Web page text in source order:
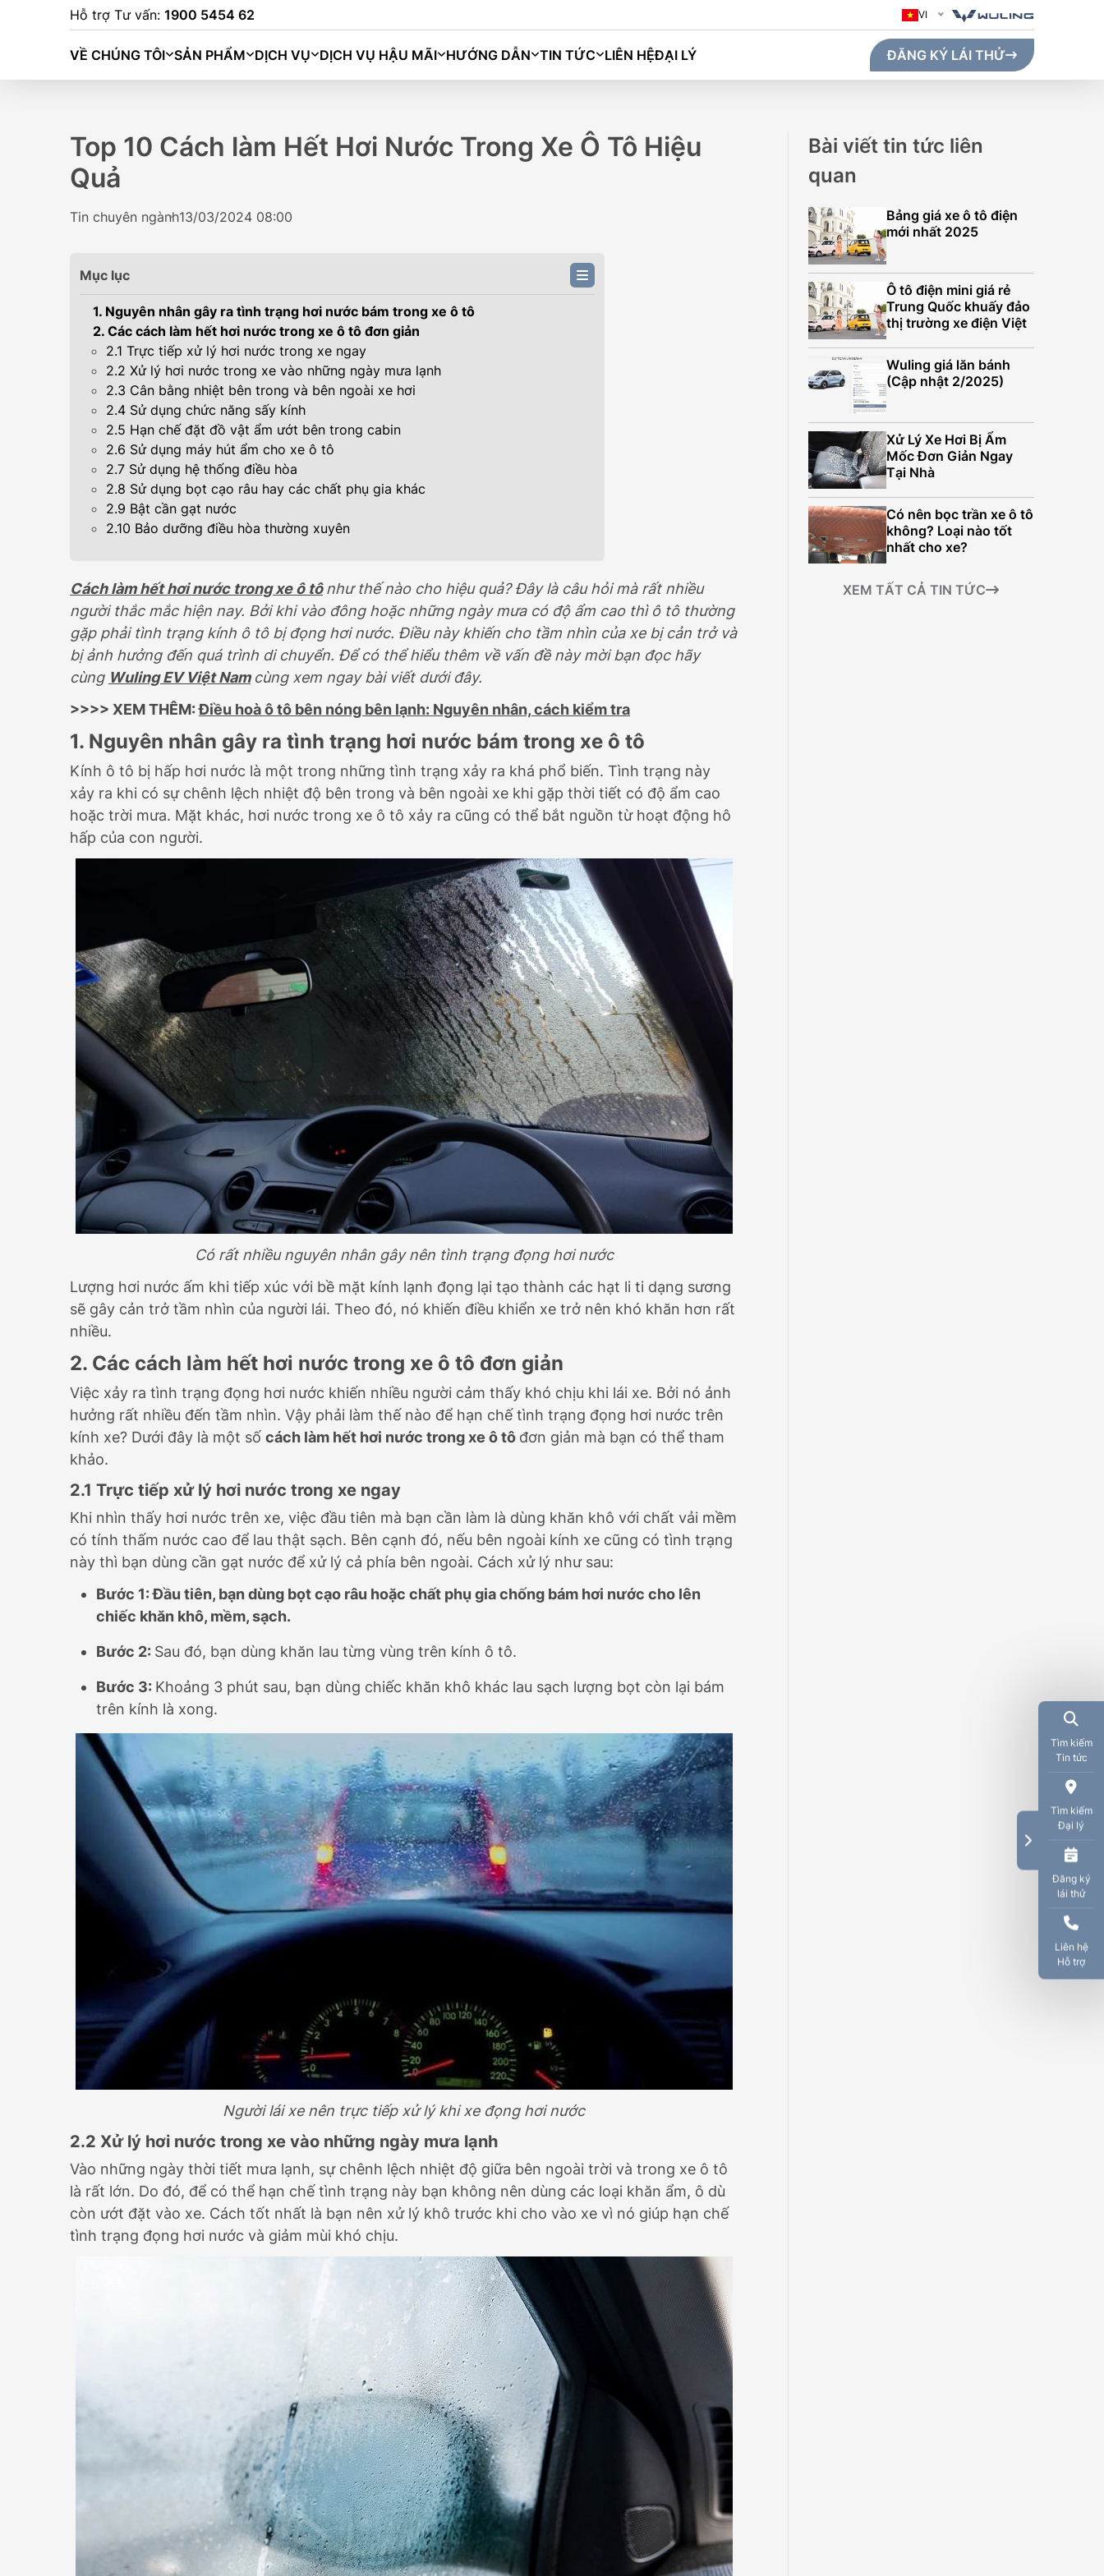
Hỗ trợ Tư vấn: 1900 5454 62 VI
VỀ CHÚNG TÔI SẢN PHẨM DỊCH VỤ DỊCH VỤ HẬU MÃI HƯỚNG DẪN TIN TỨC LIÊN HỆĐẠI LÝ ĐĂNG KÝ LÁI THỬ
Grango Darion
BINGO (333KM)
399.000.000Đ
BINGO MAX (410KM)
499.000.000Đ
Tìm kiếm
Tin tức
Tìm kiếm
Đại lý
Đăng ký
lái thử
Liên hệ
Hỗ trợ
Top 10 Cách làm Hết Hơi Nước Trong Xe Ô Tô Hiệu
Quả
Tin chuyên ngành13/03/2024 08:00
Mục lục
1. Nguyên nhân gây ra tình trạng hơi nước bám trong xe ô tô
2. Các cách làm hết hơi nước trong xe ô tô đơn giản
2.1 Trực tiếp xử lý hơi nước trong xe ngay
2.2 Xử lý hơi nước trong xe vào những ngày mưa lạnh
2.3 Cân bằng nhiệt bên trong và bên ngoài xe hơi
2.4 Sử dụng chức năng sấy kính
2.5 Hạn chế đặt đồ vật ẩm ướt bên trong cabin
2.6 Sử dụng máy hút ẩm cho xe ô tô
2.7 Sử dụng hệ thống điều hòa
2.8 Sử dụng bọt cạo râu hay các chất phụ gia khác
2.9 Bật cần gạt nước
2.10 Bảo dưỡng điều hòa thường xuyên
Cách làm hết hơi nước trong xe ô tô như thế nào cho hiệu quả? Đây là câu hỏi mà rất nhiều
người thắc mắc hiện nay. Bởi khi vào đông hoặc những ngày mưa có độ ẩm cao thì ô tô thường
gặp phải tình trạng kính ô tô bị đọng hơi nước. Điều này khiến cho tầm nhìn của xe bị cản trở và
bị ảnh hưởng đến quá trình di chuyển. Để có thể hiểu thêm về vấn đề này mời bạn đọc hãy
cùng Wuling EV Việt Nam cùng xem ngay bài viết dưới đây.
>>>> XEM THÊM:Điều hoà ô tô bên nóng bên lạnh: Nguyên nhân, cách kiểm tra
1. Nguyên nhân gây ra tình trạng hơi nước bám trong xe ô tô
Kính ô tô bị hấp hơi nước là một trong những tình trạng xảy ra khá phổ biến. Tình trạng này
xảy ra khi có sự chênh lệch nhiệt độ bên trong và bên ngoài xe khi gặp thời tiết có độ ẩm cao
hoặc trời mưa. Mặt khác, hơi nước trong xe ô tô xảy ra cũng có thể bắt nguồn từ hoạt động hô
hấp của con người.
Có rất nhiều nguyên nhân gây nên tình trạng đọng hơi nước
Lượng hơi nước ấm khi tiếp xúc với bề mặt kính lạnh đọng lại tạo thành các hạt li ti dạng sương
sẽ gây cản trở tầm nhìn của người lái. Theo đó, nó khiến điều khiển xe trở nên khó khăn hơn rất
nhiều.
2. Các cách làm hết hơi nước trong xe ô tô đơn giản
Việc xảy ra tình trạng đọng hơi nước khiến nhiều người cảm thấy khó chịu khi lái xe. Bởi nó ảnh
hưởng rất nhiều đến tầm nhìn. Vậy phải làm thế nào để hạn chế tình trạng đọng hơi nước trên
kính xe? Dưới đây là một số cách làm hết hơi nước trong xe ô tô đơn giản mà bạn có thể tham
khảo.
2.1 Trực tiếp xử lý hơi nước trong xe ngay
Khi nhìn thấy hơi nước trên xe, việc đầu tiên mà bạn cần làm là dùng khăn khô với chất vải mềm
có tính thấm nước cao để lau thật sạch. Bên cạnh đó, nếu bên ngoài kính xe cũng có tình trạng
này thì bạn dùng cần gạt nước để xử lý cả phía bên ngoài. Cách xử lý như sau:
Bước 1:Đầu tiên, bạn dùng bọt cạo râu hoặc chất phụ gia chống bám hơi nước cho lên
chiếc khăn khô, mềm, sạch.
Bước 2: Sau đó, bạn dùng khăn lau từng vùng trên kính ô tô.
Bước 3: Khoảng 3 phút sau, bạn dùng chiếc khăn khô khác lau sạch lượng bọt còn lại bám
trên kính là xong.
Người lái xe nên trực tiếp xử lý khi xe đọng hơi nước
2.2 Xử lý hơi nước trong xe vào những ngày mưa lạnh
Vào những ngày thời tiết mưa lạnh, sự chênh lệch nhiệt độ giữa bên ngoài trời và trong xe ô tô
là rất lớn. Do đó, để có thể hạn chế tình trạng này bạn không nên dùng các loại khăn ẩm, ô dù
còn ướt đặt vào xe. Cách tốt nhất là bạn nên xử lý khô trước khi cho vào xe vì nó giúp hạn chế
tình trạng đọng hơi nước và giảm mùi khó chịu.
Bài viết tin tức liên
quan
Bảng giá xe ô tô điện
mới nhất 2025
Ô tô điện mini giá rẻ
Trung Quốc khuấy đảo
thị trường xe điện Việt
Wuling giá lăn bánh
(Cập nhật 2/2025)
Xử Lý Xe Hơi Bị Ẩm
Mốc Đơn Giản Ngay
Tại Nhà
Có nên bọc trần xe ô tô
không? Loại nào tốt
nhất cho xe?
XEM TẤT CẢ TIN TỨC